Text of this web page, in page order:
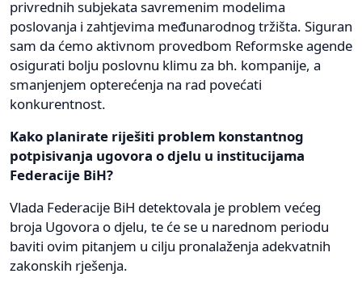
privrednih subjekata savremenim modelima
poslovanja i zahtjevima međunarodnog tržišta. Siguran
sam da ćemo aktivnom provedbom Reformske agende
osigurati bolju poslovnu klimu za bh. kompanije, a
smanjenjem opterećenja na rad povećati
konkurentnost.
Kako planirate riješiti problem konstantnog
potpisivanja ugovora o djelu u institucijama
Federacije BiH?
Vlada Federacije BiH detektovala je problem većeg
broja Ugovora o djelu, te će se u narednom periodu
baviti ovim pitanjem u cilju pronalaženja adekvatnih
zakonskih rješenja.